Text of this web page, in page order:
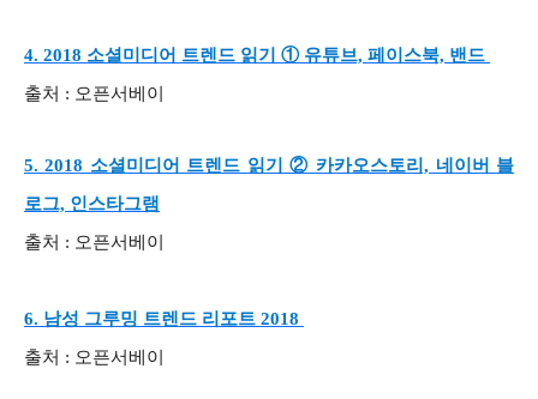
4. 2018 소셜미디어 트렌드 읽기 ① 유튜브, 페이스북, 밴드
출처 : 오픈서베이
5. 2018 소셜미디어 트렌드 읽기 ② 카카오스토리, 네이버 블
로그, 인스타그램
출처 : 오픈서베이
6. 남성 그루밍 트렌드 리포트 2018
출처 : 오픈서베이